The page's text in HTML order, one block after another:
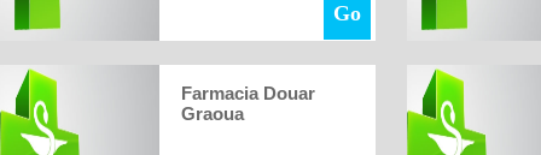
Go
Farmacia Douar
Graoua